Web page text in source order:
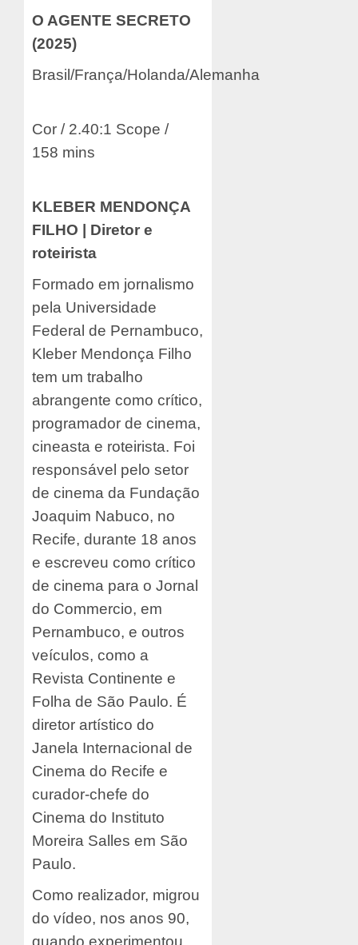
O AGENTE SECRETO
(2025)
Brasil/França/Holanda/Alemanha
Cor / 2.40:1 Scope /
158 mins
KLEBER MENDONÇA
FILHO | Diretor e
roteirista
Formado em jornalismo
pela Universidade
Federal de Pernambuco,
Kleber Mendonça Filho
tem um trabalho
abrangente como crítico,
programador de cinema,
cineasta e roteirista. Foi
responsável pelo setor
de cinema da Fundação
Joaquim Nabuco, no
Recife, durante 18 anos
e escreveu como crítico
de cinema para o Jornal
do Commercio, em
Pernambuco, e outros
veículos, como a
Revista Continente e
Folha de São Paulo. É
diretor artístico do
Janela Internacional de
Cinema do Recife e
curador-chefe do
Cinema do Instituto
Moreira Salles em São
Paulo.
Como realizador, migrou
do vídeo, nos anos 90,
quando experimentou